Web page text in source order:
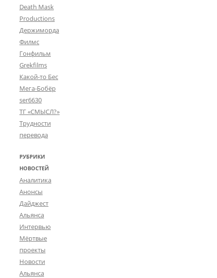
Death Mask
Productions
Держиморда
Филмс
Гонфильм
Grekfilms
Какой-то Бес
Мега-Бобёр
ser6630
ТГ «СМЫСЛ?»
Трудности
перевода
РУБРИКИ
НОВОСТЕЙ
Аналитика
Анонсы
Дайджест
Альянса
Интервью
Мёртвые
проекты
Новости
Альянса